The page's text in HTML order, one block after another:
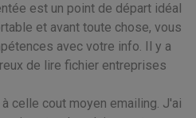
est un point de départ idéal
et avant toute chose, vous
avec votre info. Il y a
de lire fichier entreprises
celle cout moyen emailing. J'ai